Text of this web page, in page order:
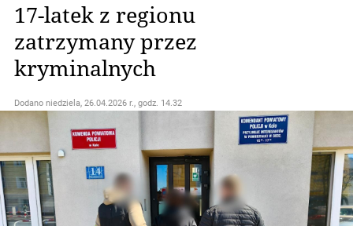
17-latek z regionu
zatrzymany przez
kryminalnych
Dodano niedziela, 26.04.2026 r., godz. 14.32